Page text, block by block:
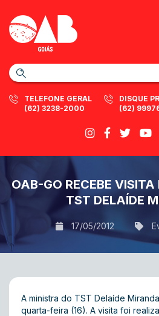
TELEFONE GERAL
(62) 3238-2000
DISQUE
(62)
OAB-GO RECEBE
TST DELAÍDE
17/05/2012
A ministra do TST Delaíde
quarta-feira (16). A visita foi